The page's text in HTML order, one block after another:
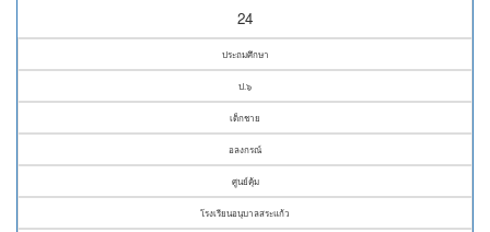
24
ประถมศึกษา
ป.๖
เด็กชาย
อลงกรณ์
ศูนย์คุ้ม
โรงเรียนอนุบาลสระแก้ว